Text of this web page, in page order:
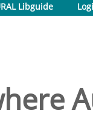
Libguide